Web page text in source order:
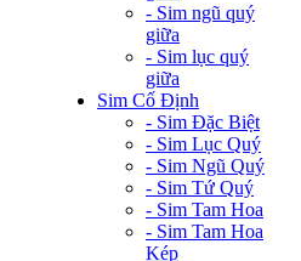
- Sim ngũ quý
giữa
- Sim lục quý
giữa
Sim Cố Định
- Sim Đặc Biệt
- Sim Lục Quý
- Sim Ngũ Quý
- Sim Tứ Quý
- Sim Tam Hoa
- Sim Tam Hoa
Kép